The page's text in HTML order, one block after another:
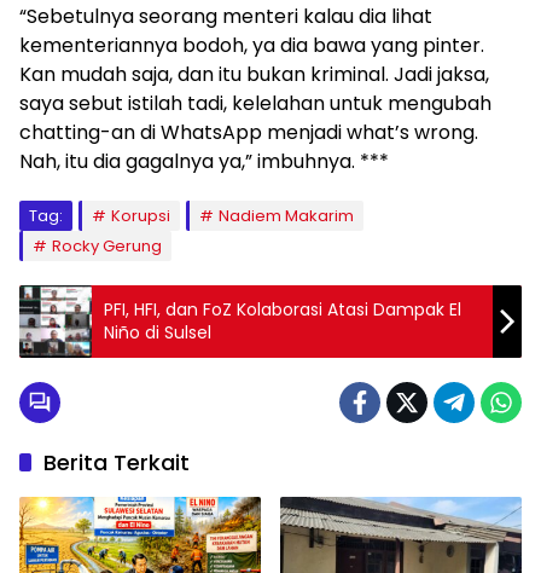
“Sebetulnya seorang menteri kalau dia lihat
kementeriannya bodoh, ya dia bawa yang pinter.
Kan mudah saja, dan itu bukan kriminal. Jadi jaksa,
saya sebut istilah tadi, kelelahan untuk mengubah
chatting-an di WhatsApp menjadi what’s wrong.
Nah, itu dia gagalnya ya,” imbuhnya. ***
Tag: Korupsi
Nadiem Makarim
Rocky Gerung
PFI, HFI, dan FoZ Kolaborasi Atasi Dampak El
Niño di Sulsel
Berita Terkait